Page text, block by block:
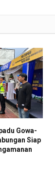
Gowa-
Siap